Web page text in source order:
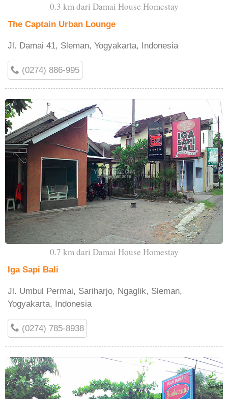
0.3 km dari Damai House Homestay
The Captain Urban Lounge
Jl. Damai 41, Sleman, Yogyakarta, Indonesia
(0274) 886-995
0.7 km dari Damai House Homestay
Iga Sapi Bali
Jl. Umbul Permai, Sariharjo, Ngaglik, Sleman,
Yogyakarta, Indonesia
(0274) 785-8938